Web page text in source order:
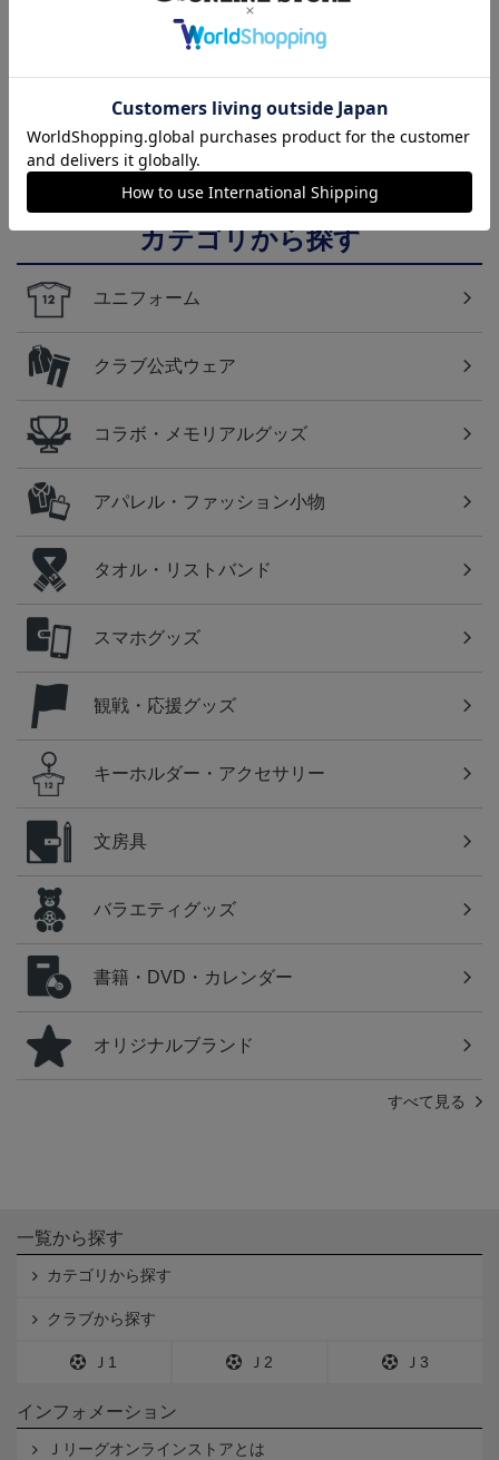
2026/27 1st レプリカユニ
フォーム 半袖
13,970円～20,020円
国際親善試合 FC東京
対 ボルシア ドルトムン
ラー
2,200円
半袖
18,920円
カテゴリから探す
ユニフォーム
クラブ公式ウェア
コラボ・メモリアルグッズ
アパレル・ファッション小物
タオル・リストバンド
スマホグッズ
観戦・応援グッズ
キーホルダー・アクセサリー
文房具
バラエティグッズ
書籍・DVD・カレンダー
オリジナルブランド
すべて見る
一覧から探す
カテゴリから探す
クラブから探す
Ｊ1 Ｊ2 Ｊ3
インフォメーション
Ｊリーグオンラインストアとは